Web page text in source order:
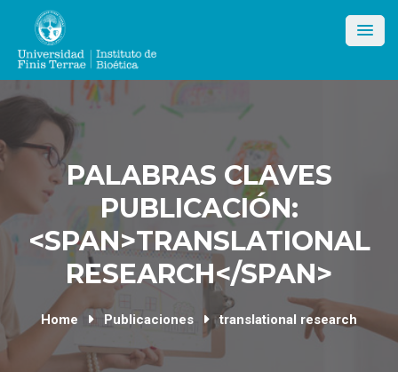
content
PALABRAS CLAVES
PUBLICACIÓN:
<SPAN>TRANSLATIONAL
RESEARCH</SPAN>
Home Publicaciones translational research